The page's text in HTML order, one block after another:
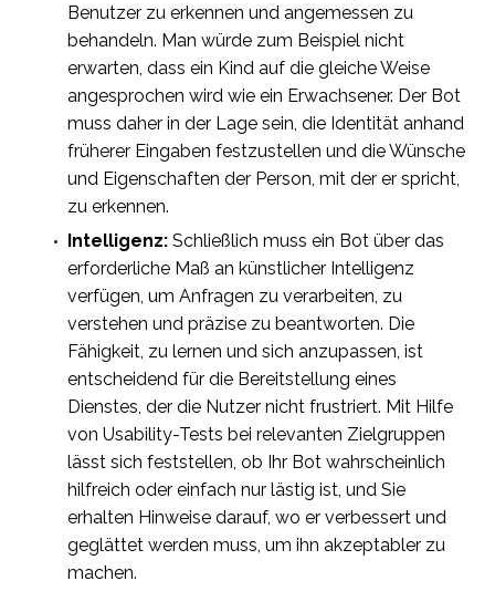
Benutzer zu erkennen und angemessen zu
behandeln. Man würde zum Beispiel nicht
erwarten, dass ein Kind auf die gleiche Weise
angesprochen wird wie ein Erwachsener. Der Bot
muss daher in der Lage sein, die Identität anhand
früherer Eingaben festzustellen und die Wünsche
und Eigenschaften der Person, mit der er spricht,
zu erkennen.
Intelligenz: Schließlich muss ein Bot über das
erforderliche Maß an künstlicher Intelligenz
verfügen, um Anfragen zu verarbeiten, zu
verstehen und präzise zu beantworten. Die
Fähigkeit, zu lernen und sich anzupassen, ist
entscheidend für die Bereitstellung eines
Dienstes, der die Nutzer nicht frustriert. Mit Hilfe
von Usability-Tests bei relevanten Zielgruppen
lässt sich feststellen, ob Ihr Bot wahrscheinlich
hilfreich oder einfach nur lästig ist, und Sie
erhalten Hinweise darauf, wo er verbessert und
geglättet werden muss, um ihn akzeptabler zu
machen.